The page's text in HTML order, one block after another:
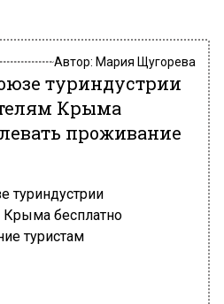
Автор: Мария Щугорева
туриндустрии
Крыма
проживание